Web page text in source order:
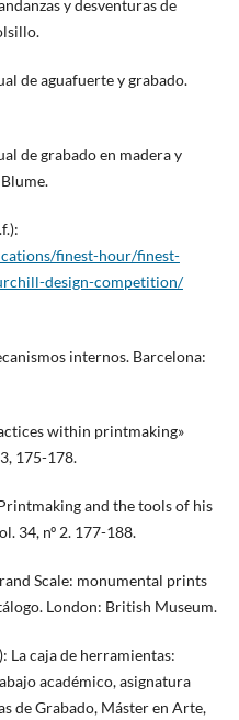
y desventuras de
de aguafuerte y grabado.
de grabado en madera y
finest-hour/finest-
design-competition/
internos. Barcelona:
within printmaking»
175-178.
and the tools of his
34, nº 2. 177-188.
Scale: monumental prints
London: British Museum.
La caja de herramientas:
académico, asignatura
de Grabado, Máster en Arte,